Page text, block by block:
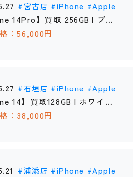
宮古店 iPhone Apple
14Pro】買取 256GB | ブラ
宮古店》
：56,000円
石垣店 iPhone Apple
14】買取128GB | ホワイト
》：38,000円
浦添店 iPhone Apple